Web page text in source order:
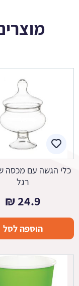
כלי הגשה עם מכסה
רגל
24.9
₪
הוספה לסל